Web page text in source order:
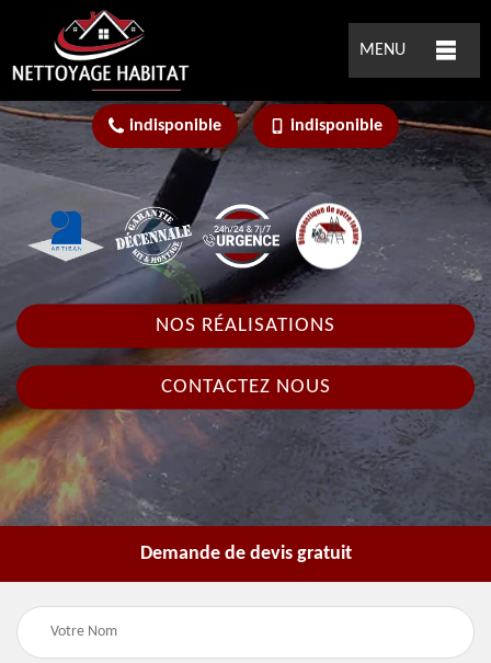
MENU
indisponible indisponible
NOS RÉALISATIONS
CONTACTEZ NOUS
Demande de devis gratuit